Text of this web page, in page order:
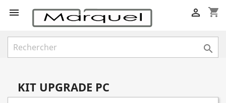
 shopping_cart


KIT UPGRADE PC